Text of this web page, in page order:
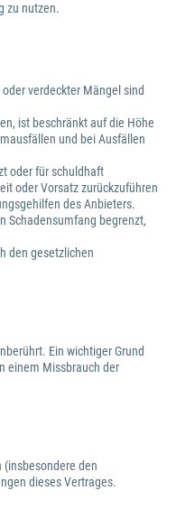
zu nutzen.
verdeckter Mängel sind
ist beschränkt auf die Höhe
und bei Ausfällen
oder für schuldhaft
oder Vorsatz zurückzuführen
des Anbieters.
Schadensumfang begrenzt,
den gesetzlichen
Ein wichtiger Grund
einem Missbrauch der
den
dieses Vertrages.